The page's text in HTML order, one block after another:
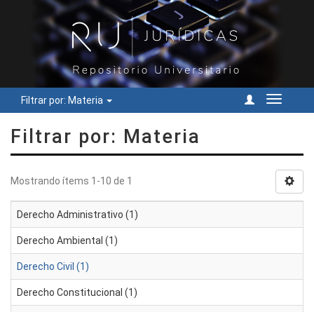
Filtrar por: Materia
Cambiar
Filtrar por: Materia
Mostrando ítems 1-10 de 1
Derecho Administrativo (1)
Derecho Ambiental (1)
Derecho Civil (1)
Derecho Constitucional (1)